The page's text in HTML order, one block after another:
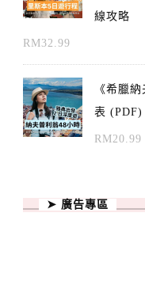
線攻略
RM32.99
《希臘
表 (PDF)
RM20.99
➤ 廣告專區